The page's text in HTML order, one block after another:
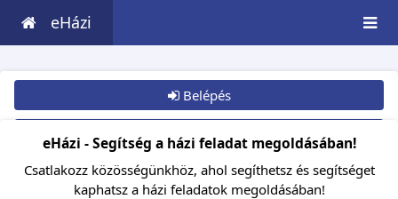
eHázi
Belépés
Csatlakozom
eHázi - Segítség a házi feladat megoldásában!
Csatlakozz közösségünkhöz, ahol segíthetsz és segítséget
kaphatsz a házi feladatok megoldásában!